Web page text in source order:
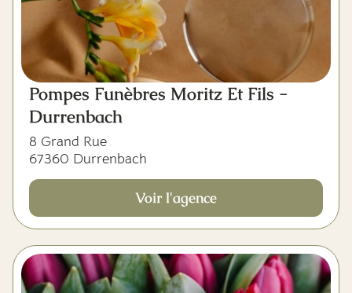
Pompes Funèbres Moritz Et Fils -
Durrenbach
8 Grand Rue
67360 Durrenbach
Voir l'agence